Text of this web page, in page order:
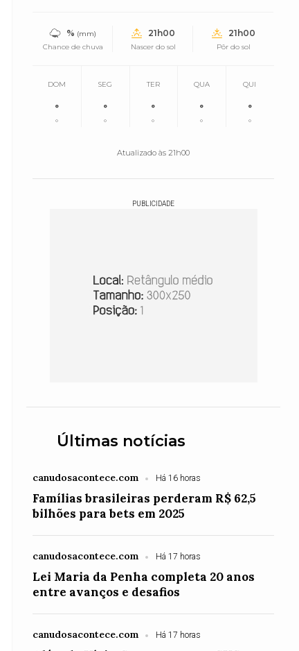
% (mm)
Chance de chuva
21h00
Nascer do sol
21h00
Pôr do sol
DOM
°
°
SEG
°
°
TER
°
°
QUA
°
°
QUI
°
°
Atualizado às 21h00
PUBLICIDADE
Últimas notícias
canudosacontece.com Há 16 horas
Famílias brasileiras perderam R$ 62,5
bilhões para bets em 2025
canudosacontece.com Há 17 horas
Lei Maria da Penha completa 20 anos
entre avanços e desafios
canudosacontece.com Há 17 horas